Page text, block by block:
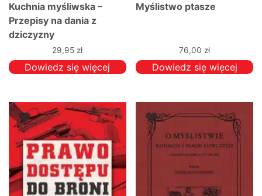
Kuchnia myśliwska –
Przepisy na dania z
dziczyzny
29,95 zł
Dowiedz się więcej
Myślistwo ptasze
76,00 zł
Dowiedz się więcej